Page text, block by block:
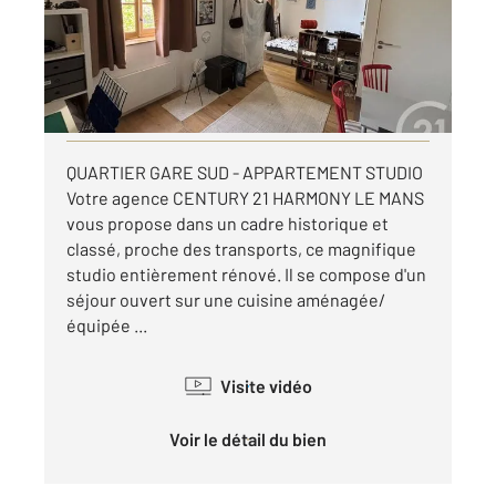
Appartement F1 à louer
434,97 €
par mois charges comprises
Visiter le site dédié
QUARTIER GARE SUD - APPARTEMENT STUDIO
Votre agence CENTURY 21 HARMONY LE MANS
vous propose dans un cadre historique et
classé, proche des transports, ce magnifique
studio entièrement rénové. Il se compose d'un
séjour ouvert sur une cuisine aménagée/
équipée ...
Visite vidéo
Voir le détail du bien